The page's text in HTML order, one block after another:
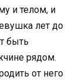
и телом, и
лет до
быть
рядом.
от него